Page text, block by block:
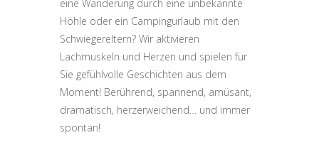
eine Wanderung durch eine unbekannte
Höhle oder ein Campingurlaub mit den
Schwiegereltern? Wir aktivieren
Lachmuskeln und Herzen und spielen für
Sie gefühlvolle Geschichten aus dem
Moment! Berührend, spannend, amüsant,
dramatisch, herzerweichend… und immer
spontan!